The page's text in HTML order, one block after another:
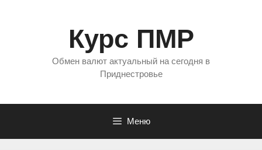
Курс ПМР
Обмен валют актуальный на сегодня в
Приднестровье
Меню